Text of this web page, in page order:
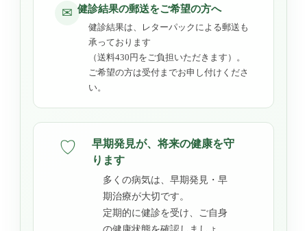
✉ 健診結果の郵送をご希望の方へ
健診結果は、レターパックによる郵送も
承っております
（送料430円をご負担いただきます）。
ご希望の方は受付までお申し付けくださ
い。
♡
早期発見が、将来の健康を守
ります
多くの病気は、早期発見・早
期治療が大切です。
定期的に健診を受け、ご自身